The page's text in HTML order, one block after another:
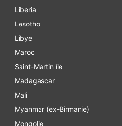
Liberia
Lesotho
Libye
Maroc
Saint-Martin île
Madagascar
Mali
Myanmar (ex-Birmanie)
Mongolie